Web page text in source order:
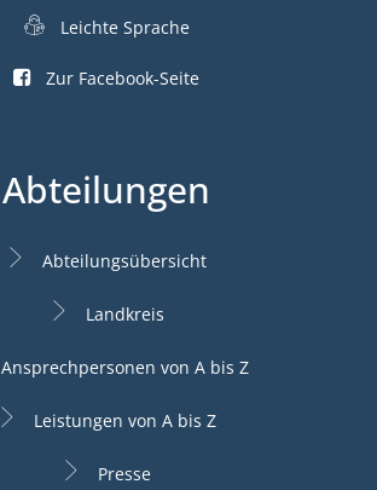
Leichte Sprache
Zur Facebook-Seite
Abteilungen
Abteilungsübersicht
Landkreis
Ansprechpersonen von A bis Z
Leistungen von A bis Z
Presse